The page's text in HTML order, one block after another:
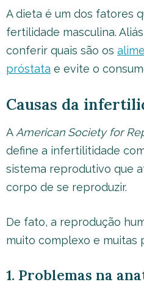
A dieta é um dos fatores
fertilidade masculina.
conferir quais são os
próstata e evite o
Causas da
A American Society for
define a infertilitidade
sistema reprodutivo que
corpo de se reproduzir.
De fato, a reprodução
muito complexo e muitas
1. Problemas na